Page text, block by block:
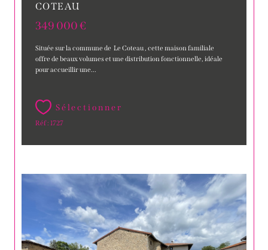
COTEAU
349 000 €
Située sur la commune de Le Coteau , cette maison familiale
offre de beaux volumes et une distribution fonctionnelle, idéale
pour accueillir une...
Sélectionner
Réf : 1727